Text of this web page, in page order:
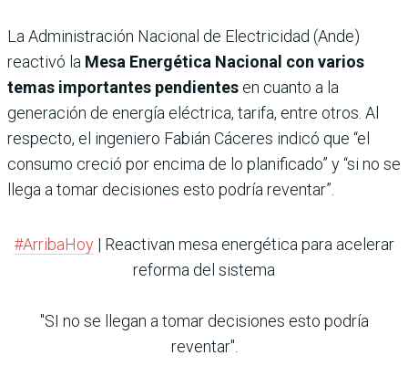
La Administración Nacional de Electricidad (Ande)
reactivó la Mesa Energética Nacional con varios
temas importantes pendientes en cuanto a la
generación de energía eléctrica, tarifa, entre otros. Al
respecto, el ingeniero Fabián Cáceres indicó que “el
consumo creció por encima de lo planificado” y “si no se
llega a tomar decisiones esto podría reventar”.
#ArribaHoy | Reactivan mesa energética para acelerar
reforma del sistema
"SI no se llegan a tomar decisiones esto podría
reventar".